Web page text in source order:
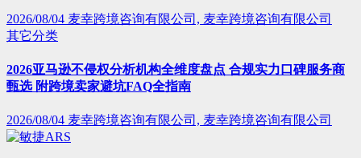
2026/08/04 麦幸跨境咨询有限公司, 麦幸跨境咨询有限公司
其它分类
2026亚马逊不侵权分析机构全维度盘点 合规实力口碑服务商
甄选 附跨境卖家避坑FAQ全指南
2026/08/04 麦幸跨境咨询有限公司, 麦幸跨境咨询有限公司